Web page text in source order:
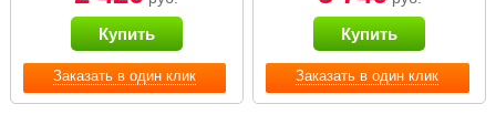
Заказать в один клик
Купить
Заказать в один клик
пожеланиями»
Купить